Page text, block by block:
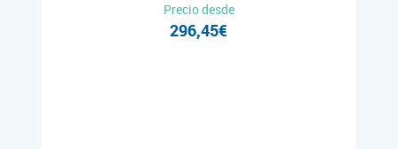
Precio desde
296,45€